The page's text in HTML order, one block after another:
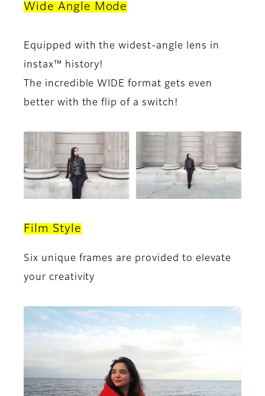
Wide Angle Mode
Equipped with the widest-angle lens in
instax™ history!
The incredible WIDE format gets even
better with the flip of a switch!
Film Style
Six unique frames are provided to elevate
your creativity